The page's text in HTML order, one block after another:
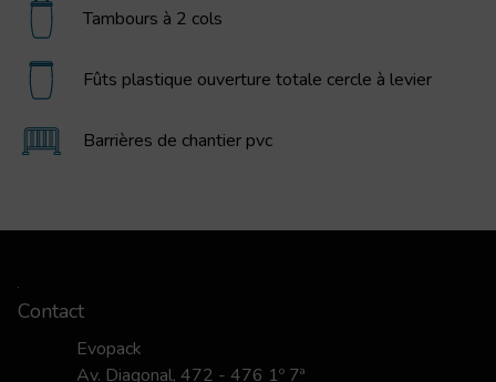
Tambours à 2 cols
Fûts plastique ouverture totale cercle à levier
Barrières de chantier pvc
Contact
Evopack
Av. Diagonal, 472 - 476 1º 7ª